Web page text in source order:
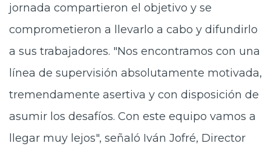
jornada compartieron el objetivo y se
comprometieron a llevarlo a cabo y difundirlo
a sus trabajadores. "Nos encontramos con una
línea de supervisión absolutamente motivada,
tremendamente asertiva y con disposición de
asumir los desafíos. Con este equipo vamos a
llegar muy lejos", señaló Iván Jofré, Director